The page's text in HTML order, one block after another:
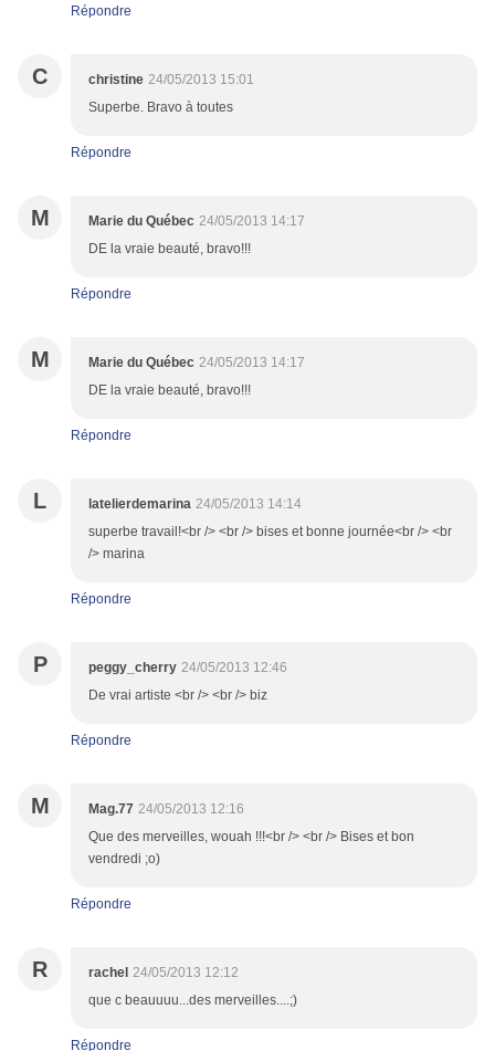
Répondre
C christine 24/05/2013 15:01
Superbe. Bravo à toutes
Répondre
M Marie du Québec 24/05/2013 14:17
DE la vraie beauté, bravo!!!
Répondre
M Marie du Québec 24/05/2013 14:17
DE la vraie beauté, bravo!!!
Répondre
L latelierdemarina 24/05/2013 14:14
superbe travail!<br /> <br /> bises et bonne journée<br /> <br
/> marina
Répondre
P peggy_cherry 24/05/2013 12:46
De vrai artiste <br /> <br /> biz
Répondre
M Mag.77 24/05/2013 12:16
Que des merveilles, wouah !!!<br /> <br /> Bises et bon
vendredi ;o)
Répondre
R rachel 24/05/2013 12:12
que c beauuuu...des merveilles....;)
Répondre